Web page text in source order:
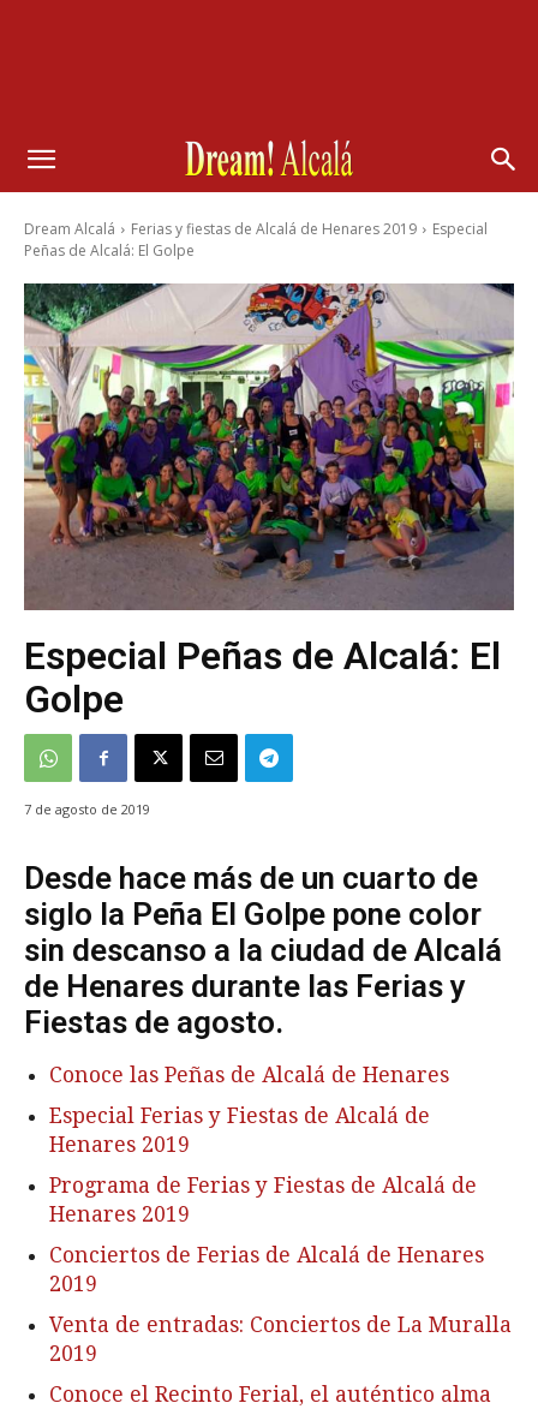
Dream Alcalá Ferias y fiestas de Alcalá de Henares 2019
Especial
Peñas de Alcalá: El Golpe
Especial Peñas de Alcalá: El
Golpe
7 de agosto de 2019
Desde hace más de un cuarto de
siglo la Peña El Golpe pone color
sin descanso a la ciudad de Alcalá
de Henares durante las Ferias y
Fiestas de agosto.
Conoce las Peñas de Alcalá de Henares
Especial Ferias y Fiestas de Alcalá de
Henares 2019
Programa de Ferias y Fiestas de Alcalá de
Henares 2019
Conciertos de Ferias de Alcalá de Henares
2019
Venta de entradas: Conciertos de La Muralla
2019
Conoce el Recinto Ferial, el auténtico alma